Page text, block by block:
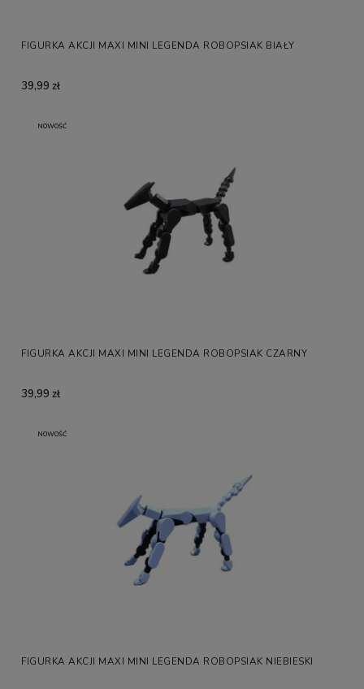
FIGURKA AKCJI MAXI MINI LEGENDA ROBOPSIAK BIAŁY
39,99 zł
FIGURKA AKCJI MAXI MINI LEGENDA ROBOPSIAK CZARNY
39,99 zł
NOWOŚĆ
FIGURKA AKCJI MAXI MINI LEGENDA ROBOPSIAK NIEBIESKI
NOWOŚĆ